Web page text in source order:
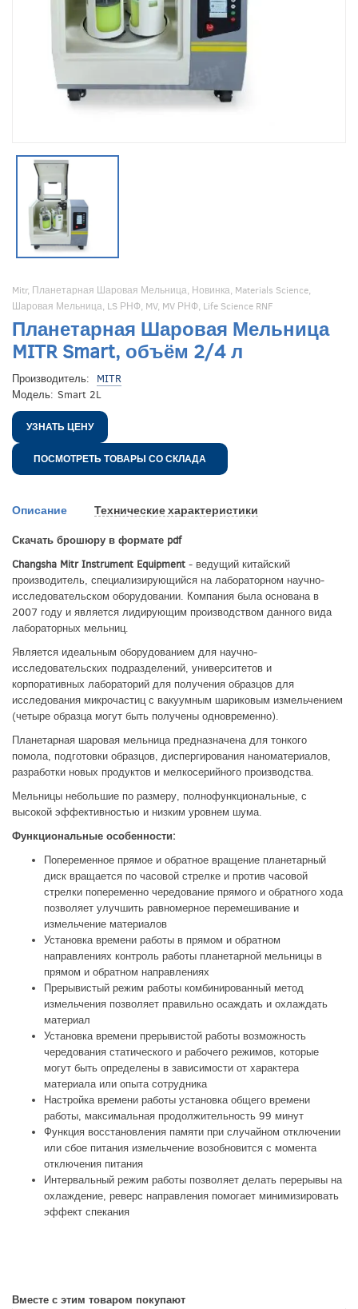
Mitr, Планетарная Шаровая Мельница, Новинка, Materials Science,
Шаровая Мельница, LS РНФ, MV, MV РНФ, Life Science RNF
Планетарная Шаровая Мельница
MITR Smart, объём 2/4 л
Производитель:
MITR
Модель: Smart 2L
УЗНАТЬ ЦЕНУ
ПОСМОТРЕТЬ ТОВАРЫ СО СКЛАДА
Описание Технические характеристики
Скачать брошюру в формате pdf
Changsha Mitr Instrument Equipment - ведущий китайский
производитель, специализирующийся на лабораторном научно-
исследовательском оборудовании. Компания была основана в
2007 году и является лидирующим производством данного вида
лабораторных мельниц.
Является идеальным оборудованием для научно-
исследовательских подразделений, университетов и
корпоративных лабораторий для получения образцов для
исследования микрочастиц с вакуумным шариковым измельчением
(четыре образца могут быть получены одновременно).
Планетарная шаровая мельница предназначена для тонкого
помола, подготовки образцов, диспергирования наноматериалов,
разработки новых продуктов и мелкосерийного производства.
Мельницы небольшие по размеру, полнофункциональные, с
высокой эффективностью и низким уровнем шума.
Функциональные особенности:
Попеременное прямое и обратное вращение планетарный
диск вращается по часовой стрелке и против часовой
стрелки попеременно чередование прямого и обратного хода
позволяет улучшить равномерное перемешивание и
измельчение материалов
Установка времени работы в прямом и обратном
направлениях контроль работы планетарной мельницы в
прямом и обратном направлениях
Прерывистый режим работы комбинированный метод
измельчения позволяет правильно осаждать и охлаждать
материал
Установка времени прерывистой работы возможность
чередования статического и рабочего режимов, которые
могут быть определены в зависимости от характера
материала или опыта сотрудника
Настройка времени работы установка общего времени
работы, максимальная продолжительность 99 минут
Функция восстановления памяти при случайном отключении
или сбое питания измельчение возобновится с момента
отключения питания
Интервальный режим работы позволяет делать перерывы на
охлаждение, реверс направления помогает минимизировать
эффект спекания
Вместе с этим товаром покупают